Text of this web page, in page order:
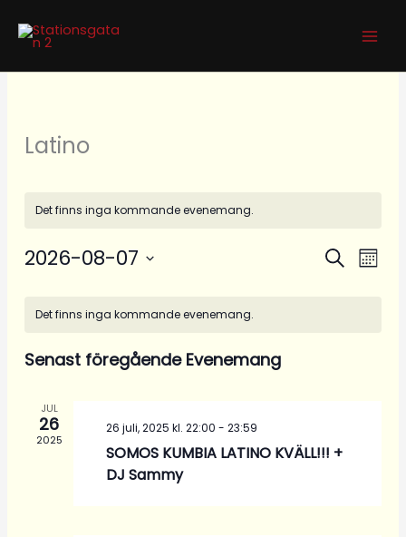
Latino
Det finns inga kommande evenemang.
Evenemang
Sök Månad
2026-08-07
avDet finns inga kommande evenemang.
Senast föregående Evenemang
JUL
26
2025
26 juli, 2025 kl. 22:00 - 23:59
SOMOS KUMBIA LATINO KVÄLL!!! +
DJ Sammy